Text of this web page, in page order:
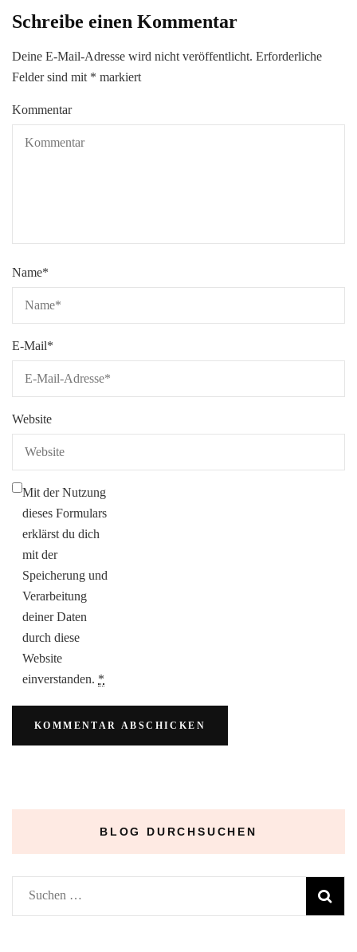
Schreibe einen Kommentar
Deine E-Mail-Adresse wird nicht veröffentlicht. Erforderliche
Felder sind mit * markiert
Kommentar
Name*
E-Mail*
Website
Mit der Nutzung
dieses Formulars
erklärst du dich
mit der
Speicherung und
Verarbeitung
deiner Daten
durch diese
Website
einverstanden. *
BLOG DURCHSUCHEN
Suchen
nach: